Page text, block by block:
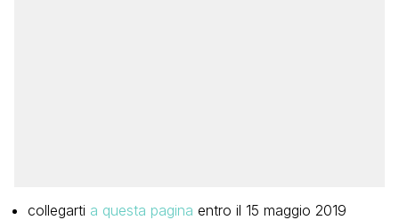
collegarti a questa pagina entro il 15 maggio 2019